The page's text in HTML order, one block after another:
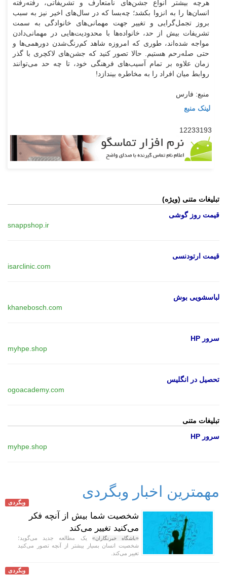
هرچه بیشتر انواع جشن‌های نامتعارف و تشریفاتی، رفته‌رفته
انسان‌ها را به انزوا بکشد؛ چه‌بسا که در سال‌های اخیر نیز به سبب
بروز تجمل‌گرایی و تغییر جهت مهمانی‌های خانوادگی به سمت
تشریفات بیش از حد، خانواده‌ها با محدودیت‌هایی در مهمانی‌دادن
مواجه شده‌اند، طوری که امروزه شاهد کم‌رنگ‌شدن دورهمی‌ها و
حتی صله‌رحم هستیم. حالا تصور کنید که جشن‌های لاکچری با گذر
زمان علاوه بر تمام آسیب‌های فرهنگی خود، تا چه حد می‌توانند
روابط میان افراد را به مخاطره بیندازد!
منبع: فارس
لینک منبع
12233193
تبلیغات متنی (ویژه)
قیمت روز گوشی
snappshop.ir
قیمت ارتودنسی
isarclinic.com
لباسشویی بوش
khanebosch.com
سرور HP
myhpe.shop
تحصیل در انگلیس
ogoacademy.com
تبلیغات متنی
سرور HP
myhpe.shop
مهمترین اخبار وبگردی
وبگردی
شخصیت شما بیش از آنچه فکر
می‌کنید تغییر می‌کند
«باشگاه خبرنگاران» یک مطالعه جدید می‌گوید؛
شخصیت انسان بسیار بیشتر از آنچه تصور می‌کنید
تغییر می‌کند.
وبگردی